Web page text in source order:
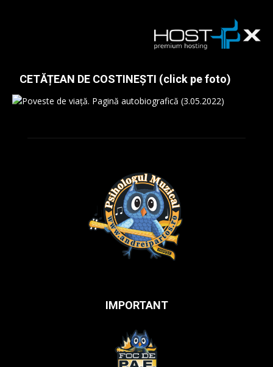
CETĂȚEAN DE COSTINEȘTI (click pe foto)
IMPORTANT